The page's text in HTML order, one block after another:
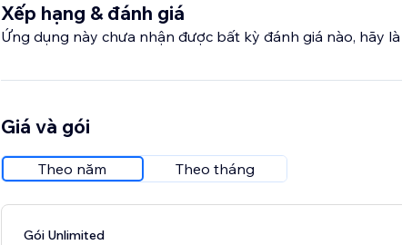
Xếp hạng & đánh giá
Ứng dụng này chưa nhận được bất kỳ đánh giá nào, hãy
Giá và gói
Theo năm Theo tháng
Gói Unlimited